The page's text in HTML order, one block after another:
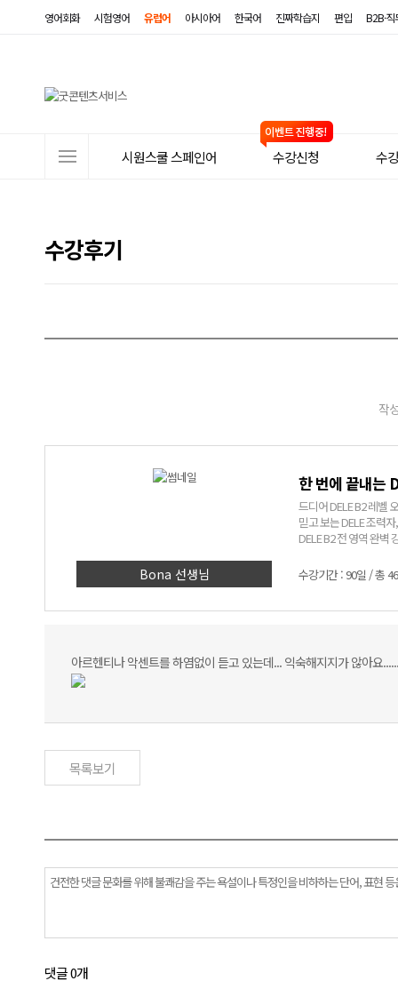
영어회화 시험영어 유럽어 아시아어 한국어 진짜학습지 편입 B2B·
뉴
시원스쿨 스페인어 수강신청 수
수강후기
작
Bona 선생님
한 번에 끝내는
드디어 DELE B2 레벨
믿고 보는 DELE 조력
DELE B2 전 영역 완벽
수강기간 : 90일 / 총
아르헨티나 악센트를 하염없이 듣고 있는데... 익숙해지지가 않아요
목록보기
댓글 0개